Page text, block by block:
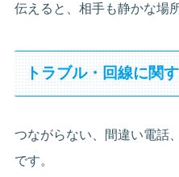
伝えると、相手も静かな場
トラブル・回線に関
つながらない、間違い電話
です。